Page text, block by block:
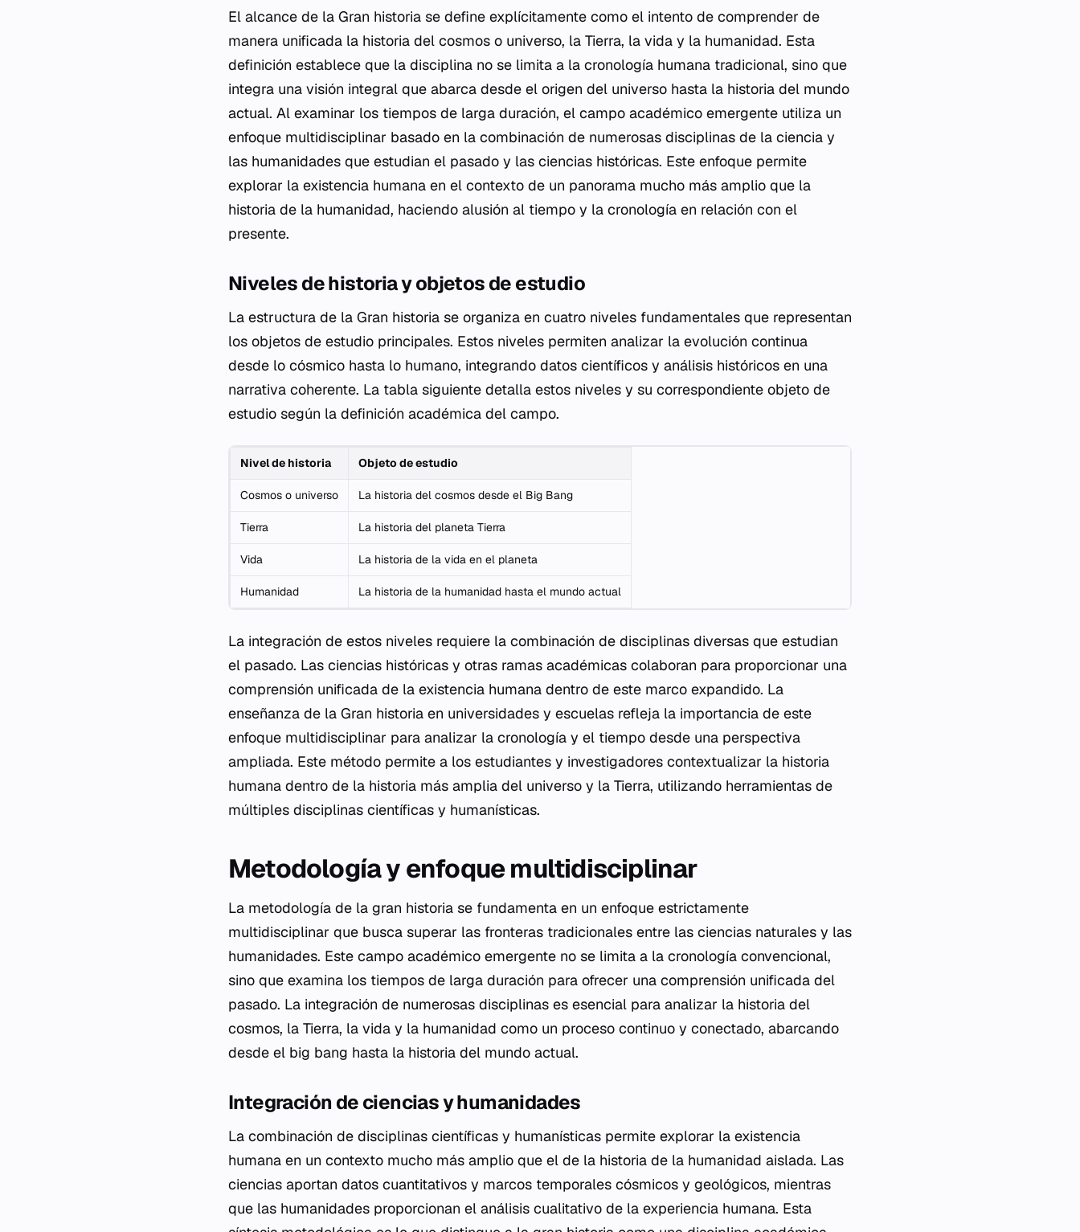
El alcance de la Gran historia se define explícitamente como el intento de comprender de
manera unificada la historia del cosmos o universo, la Tierra, la vida y la humanidad. Esta
definición establece que la disciplina no se limita a la cronología humana tradicional, sino que
integra una visión integral que abarca desde el origen del universo hasta la historia del mundo
actual. Al examinar los tiempos de larga duración, el campo académico emergente utiliza un
enfoque multidisciplinar basado en la combinación de numerosas disciplinas de la ciencia y
las humanidades que estudian el pasado y las ciencias históricas. Este enfoque permite
explorar la existencia humana en el contexto de un panorama mucho más amplio que la
historia de la humanidad, haciendo alusión al tiempo y la cronología en relación con el
presente.
Niveles de historia y objetos de estudio
La estructura de la Gran historia se organiza en cuatro niveles fundamentales que representan
los objetos de estudio principales. Estos niveles permiten analizar la evolución continua
desde lo cósmico hasta lo humano, integrando datos científicos y análisis históricos en una
narrativa coherente. La tabla siguiente detalla estos niveles y su correspondiente objeto de
estudio según la definición académica del campo.
Nivel de historia Objeto de estudio
Cosmos o universo La historia del cosmos desde el Big Bang
Tierra La historia del planeta Tierra
Vida La historia de la vida en el planeta
Humanidad La historia de la humanidad hasta el mundo actual
La integración de estos niveles requiere la combinación de disciplinas diversas que estudian
el pasado. Las ciencias históricas y otras ramas académicas colaboran para proporcionar una
comprensión unificada de la existencia humana dentro de este marco expandido. La
enseñanza de la Gran historia en universidades y escuelas refleja la importancia de este
enfoque multidisciplinar para analizar la cronología y el tiempo desde una perspectiva
ampliada. Este método permite a los estudiantes y investigadores contextualizar la historia
humana dentro de la historia más amplia del universo y la Tierra, utilizando herramientas de
múltiples disciplinas científicas y humanísticas.
Metodología y enfoque multidisciplinar
La metodología de la gran historia se fundamenta en un enfoque estrictamente
multidisciplinar que busca superar las fronteras tradicionales entre las ciencias naturales y las
humanidades. Este campo académico emergente no se limita a la cronología convencional,
sino que examina los tiempos de larga duración para ofrecer una comprensión unificada del
pasado. La integración de numerosas disciplinas es esencial para analizar la historia del
cosmos, la Tierra, la vida y la humanidad como un proceso continuo y conectado, abarcando
desde el big bang hasta la historia del mundo actual.
Integración de ciencias y humanidades
La combinación de disciplinas científicas y humanísticas permite explorar la existencia
humana en un contexto mucho más amplio que el de la historia de la humanidad aislada. Las
ciencias aportan datos cuantitativos y marcos temporales cósmicos y geológicos, mientras
que las humanidades proporcionan el análisis cualitativo de la experiencia humana. Esta